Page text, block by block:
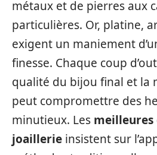
métaux et de pierres aux
particulières. Or, platine,
exigent un maniement
finesse. Chaque coup
qualité du bijou final et la
peut compromettre des
minutieux. Les meilleures
joaillerie insistent sur